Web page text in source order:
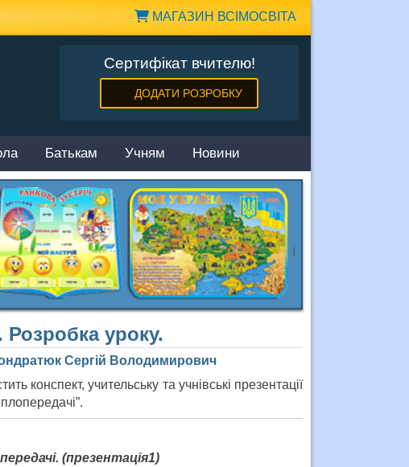
МАГАЗИН ВСІМОСВІТА
Сертифікат вчителю!
ДОДАТИ РОЗРОБКУ
Батькам Учням Новини
уроку.
Сергій Володимирович
конспект, учительську та учнівські презентації
(презентація1)